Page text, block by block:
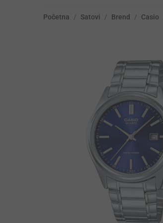
Početna / Satovi / Brend / Casio